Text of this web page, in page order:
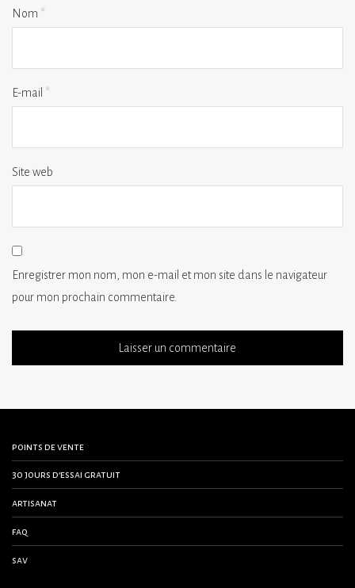
Nom *
E-mail *
Site web
Enregistrer mon nom, mon e-mail et mon site dans le navigateur
pour mon prochain commentaire.
points de vente
30 jours d’essai gratuit
artisanat
faq
sav